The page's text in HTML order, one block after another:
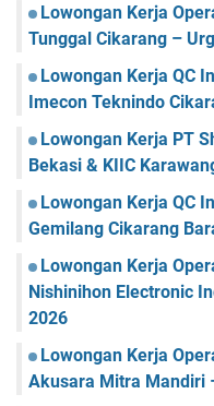
Lowongan Kerja
Tunggal Cikarang –
Lowongan Kerja QC
Imecon Teknindo
Lowongan Kerja PT
Bekasi & KIIC
Lowongan Kerja QC
Gemilang Cikarang
Lowongan Kerja
Nishinihon Electronic
2026
Lowongan Kerja
Akusara Mitra Mandiri